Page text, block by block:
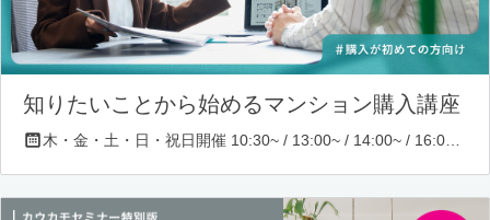
知りたいことから始めるマンション購入講座